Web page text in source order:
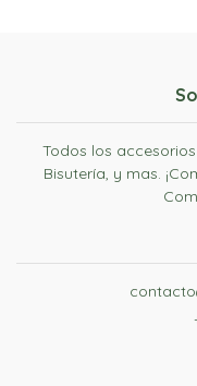
Todos los
Bisutería, y mas.